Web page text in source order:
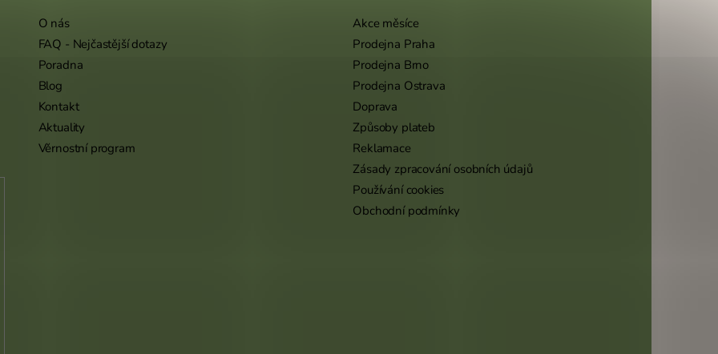
O nás
FAQ - Nejčastější dotazy
Poradna
Blog
Kontakt
Aktuality
Věrnostní program
Akce měsíce
Prodejna Praha
Prodejna Brno
Prodejna Ostrava
Doprava
Způsoby plateb
Reklamace
Zásady zpracování osobních údajů
Používání cookies
Obchodní podmínky